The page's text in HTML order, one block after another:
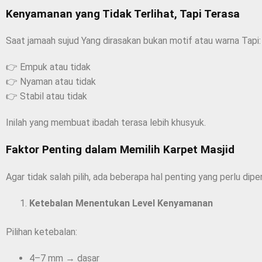
Kenyamanan yang Tidak Terlihat, Tapi Terasa
Saat jamaah sujud Yang dirasakan bukan motif atau warna Tapi:
👉 Empuk atau tidak
👉 Nyaman atau tidak
👉 Stabil atau tidak
Inilah yang membuat ibadah terasa lebih khusyuk.
Faktor Penting dalam Memilih Karpet Masjid
Agar tidak salah pilih, ada beberapa hal penting yang perlu
Ketebalan Menentukan Level Kenyamanan
Pilihan ketebalan:
4–7 mm → dasar